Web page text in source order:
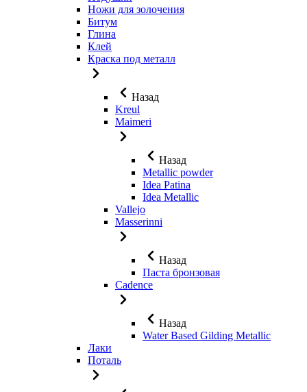
Ножи для золочения
Битум
Глина
Клей
Краска под металл
Назад
Kreul
Maimeri
Назад
Metallic powder
Idea Patina
Idea Metallic
Vallejo
Masserinni
Назад
Паста бронзовая
Cadence
Назад
Water Based Gilding Metallic
Лаки
Поталь